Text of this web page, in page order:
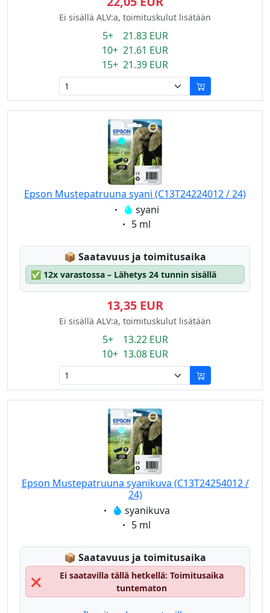
Ei sisällä ALV:a, toimituskulut lisätään
5+ 21.83 EUR
10+ 21.61 EUR
15+ 21.39 EUR
Epson Mustepatruuna syani (C13T24224012 / 24)
Eigenschaft:
syani
Eigenschaft:
5 ml
📦 Lagerstatus:
Saatavuus ja toimitusaika
✅ 12x varastossa – Lähetys 24 tunnin sisällä
13,35 EUR
Ei sisällä ALV:a, toimituskulut lisätään
5+ 13.22 EUR
10+ 13.08 EUR
Epson Mustepatruuna syanikuva (C13T24254012 /
24)
Eigenschaft:
syanikuva
Eigenschaft:
5 ml
📦 Lagerstatus:
Saatavuus ja toimitusaika
❌
Ei saatavilla tällä hetkellä: Toimitusaika
tuntematon